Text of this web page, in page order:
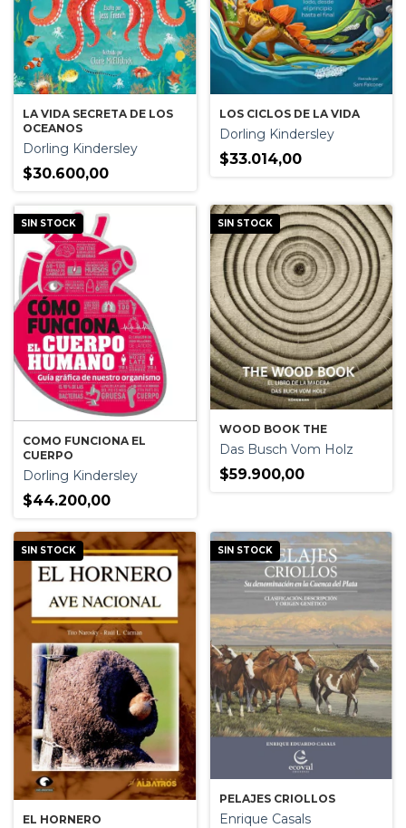
LA VIDA SECRETA DE LOS
OCEANOS
Dorling Kindersley
$30.600,00
LOS CICLOS DE LA VIDA
Dorling Kindersley
$33.014,00
SIN STOCK
COMO FUNCIONA EL
CUERPO
Dorling Kindersley
$44.200,00
SIN STOCK
WOOD BOOK THE
Das Busch Vom Holz
$59.900,00
SIN STOCK
EL HORNERO
SIN STOCK
PELAJES CRIOLLOS
Enrique Casals